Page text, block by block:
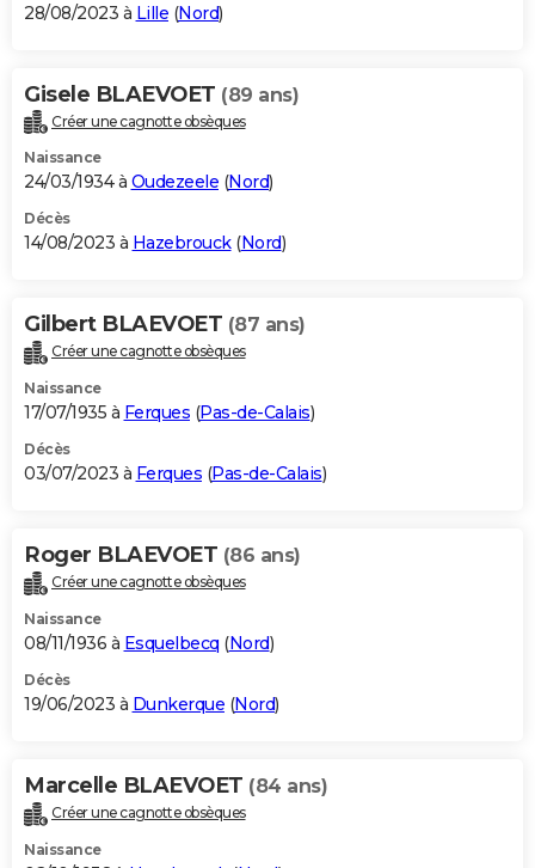
28/08/2023 à Lille (Nord)
Gisele BLAEVOET (89 ans)
Créer une cagnotte obsèques
Naissance
24/03/1934 à Oudezeele (Nord)
Décès
14/08/2023 à Hazebrouck(Nord)
Gilbert BLAEVOET (87 ans)
Créer une cagnotte obsèques
Naissance
17/07/1935 à Ferques (Pas-de-Calais)
Décès
03/07/2023 à Ferques (Pas-de-Calais)
Roger BLAEVOET (86 ans)
Créer une cagnotte obsèques
Naissance
08/11/1936 à Esquelbecq (Nord)
Décès
19/06/2023 à Dunkerque (Nord)
Marcelle BLAEVOET (84 ans)
Créer une cagnotte obsèques
Naissance